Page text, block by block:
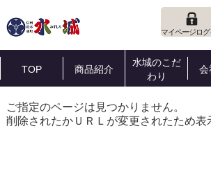
マイページロ
TOP 商品紹介
水城のこだ
わり
会
ご指定のページは見つかりません。
削除されたかＵＲＬが変更されたため表